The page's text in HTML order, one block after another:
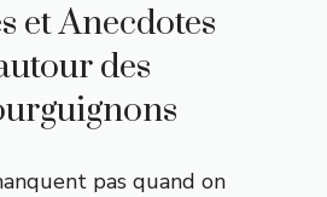
et Anecdotes
des
pas quand on